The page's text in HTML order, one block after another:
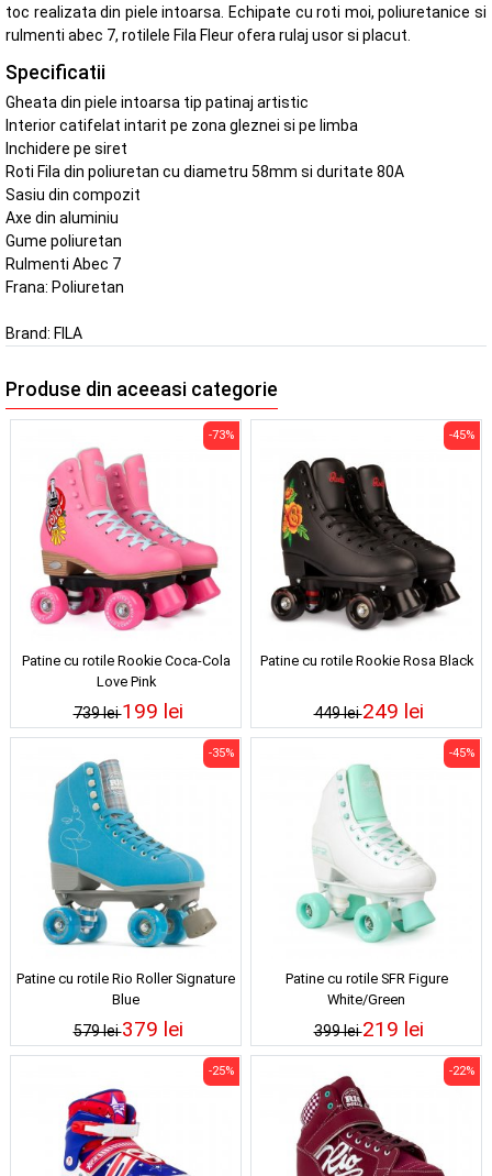
toc realizata din piele intoarsa. Echipate cu roti moi, poliuretanice si
rulmenti abec 7, rotilele Fila Fleur ofera rulaj usor si placut.
Specificatii
Gheata din piele intoarsa tip patinaj artistic
Interior catifelat intarit pe zona gleznei si pe limba
Inchidere pe siret
Roti Fila din poliuretan cu diametru 58mm si duritate 80A
Sasiu din compozit
Axe din aluminiu
Gume poliuretan
Rulmenti Abec 7
Frana: Poliuretan
Brand: FILA
Produse din aceeasi categorie
Patine cu rotile Rookie Coca-Cola
Love Pink
739 lei
-73%
199 lei
Patine cu rotile Rookie Rosa Black
449 lei
-45%
249 lei
Patine cu rotile Rio Roller Signature
Blue
579 lei
-35%
379 lei
Patine cu rotile SFR Figure
White/Green
399 lei
-45%
219 lei
-25% -22%